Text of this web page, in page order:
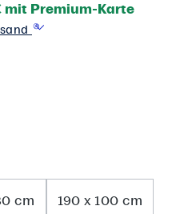
mit Premium-Karte
cm 190 x 100 cm